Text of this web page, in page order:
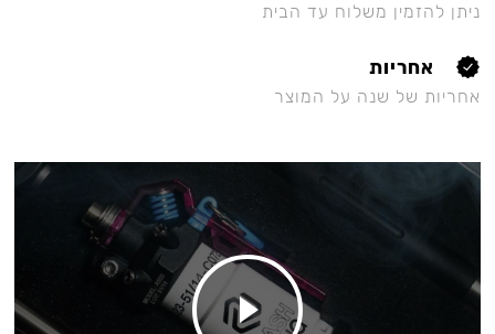
ניתן להזמין משלוח עד הבית
אחריות
אחריות של שנה על המוצר